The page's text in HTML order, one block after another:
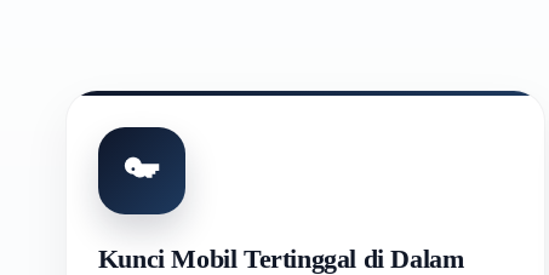
Kunci Mobil Tertinggal di Dalam